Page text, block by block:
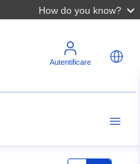
How do you know?
Autentificare